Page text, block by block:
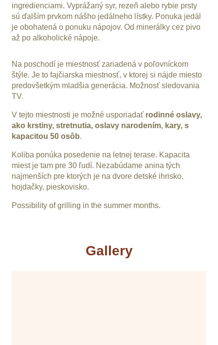
ingredienciami. Vyprážaný syr, rezeň alebo rybie prsty
sú ďalším prvkom nášho jedálneho lístky. Ponuka jedál
je obohatená o ponuku nápojov. Od minerálky cez pivo
až po alkoholické nápoje.
Na poschodí je miestnosť zariadená v poľovníckom
štýle. Je to fajčiarska miestnosť, v ktorej si nájde miesto
predovšetkým mladšia generácia. Možnosť sledovania
TV.
V tejto miestnosti je možné usporiadať rodinné oslavy,
ako krstiny, stretnutia, oslavy narodením, kary, s
kapacitou 50 osôb.
Koliba ponúka posedenie na letnej terase. Kapacita
miest je tam pre 30 ľudí. Nezabúdame anina tých
najmenších pre ktorých je na dvore detské ihrisko,
hojdačky, pieskovisko.
Possibility of grilling in the summer months.
Gallery